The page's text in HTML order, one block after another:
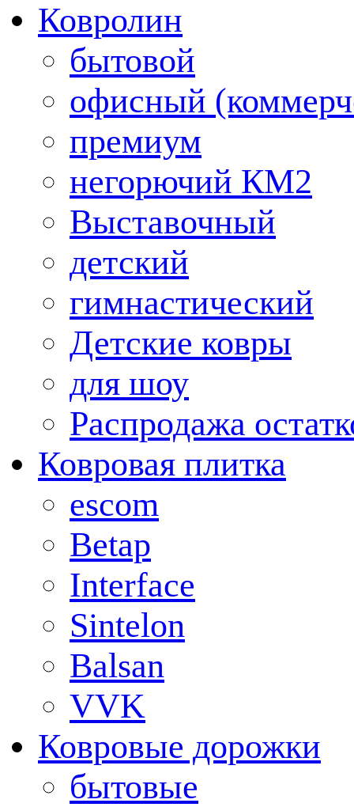
Ковролин
бытовой
офисный
премиум
негорючий КМ2
Выставочный
детский
гимнастический
Детские ковры
для шоу
Распродажа
Ковровая плитка
escom
Betap
Interface
Sintelon
Balsan
VVK
Ковровые дорожки
бытовые